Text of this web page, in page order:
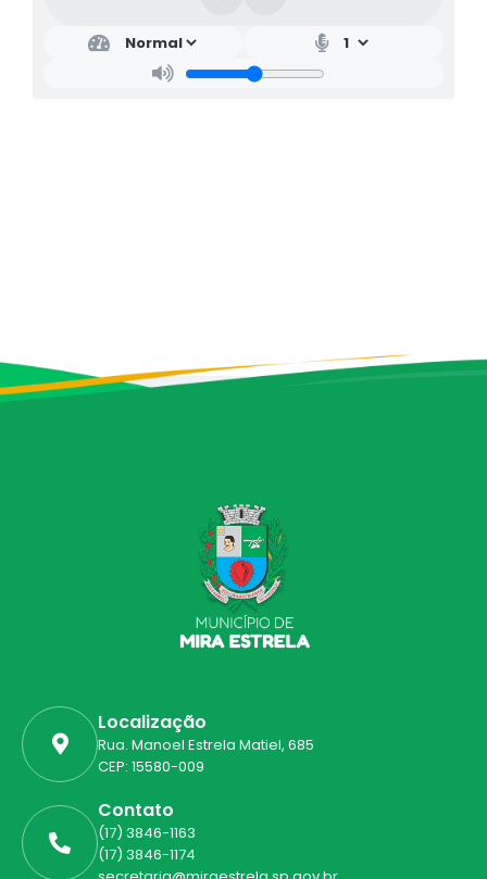
Localização
Rua. Manoel Estrela Matiel, 685
CEP: 15580-009
Contato
(17) 3846-1163
(17) 3846-1174